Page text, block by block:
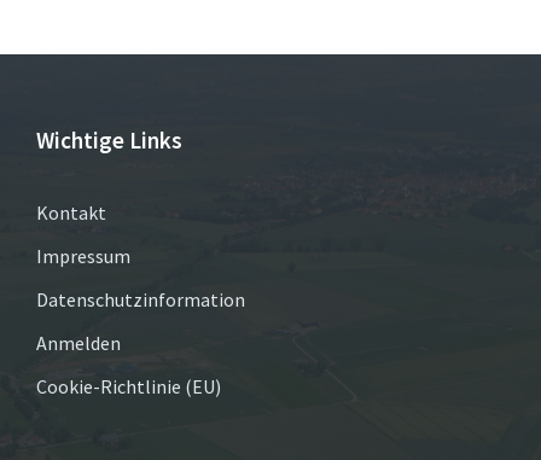
Wichtige Links
Kontakt
Impressum
Datenschutzinformation
Anmelden
Cookie-Richtlinie (EU)